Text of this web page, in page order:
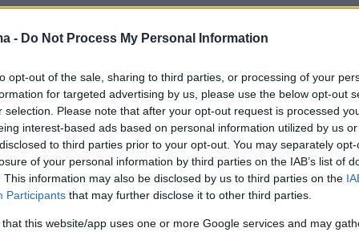
- Do Not Process My Personal Information
opt-out of the sale, sharing to third parties, or processing of your
for targeted advertising by us, please use the below opt-out
selection. Please note that after your opt-out request is processed
interest-based ads based on personal information utilized by us
to third parties prior to your opt-out. You may separately
of your personal information by third parties on the IAB’s list of
This information may also be disclosed by us to third parties on the
Participants that may further disclose it to other third parties.
that this website/app uses one or more Google services and may
σωστό timing για
καύσεις – Ποια είναι η
ώρα
καταλληλότερη ώρα να φάμε μεσημεριανό για
και περισσότερες καύσεις; Δείτε τι
ειδικοί